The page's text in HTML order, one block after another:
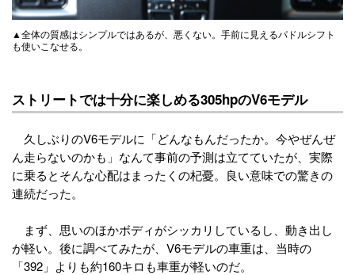
▲全体の質感はシンプルではあるが、悪くない。手前に見えるパドルシフト
も使いこなせる。
ストリートでは十分に楽しめる305hpのV6モデル
久しぶりのV6モデルに「どんなもんだったか。今やぜんぜ
ん走らないのかも」なんて事前の予測は立てていたが、実際
に乗るとそんな心配はまったくの杞憂。良い意味での驚きの
連続だった。
まず、思いのほかボディがシッカリしているし、動き出し
が軽い。後に調べてみたが、V6モデルの車重は、当時の
「392」よりも約160キロも車重が軽いのだ。